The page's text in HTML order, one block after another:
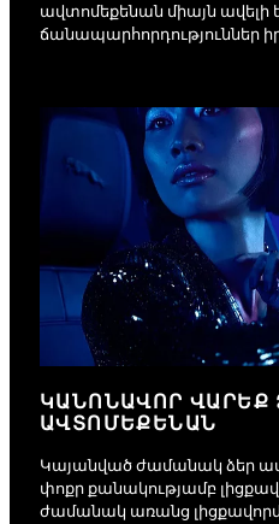
ավտոմեքենան միայն ավելի
ճանապարհորդություններ
ԿԱՆՈՆԱՎՈՐ ՎԱՐԵՔ
ԱՎՏՈՄԵՔԵՆԱՆ
Կայանված ժամանակ ձեր
փոքր քանակությամբ
ժամանակ առանց